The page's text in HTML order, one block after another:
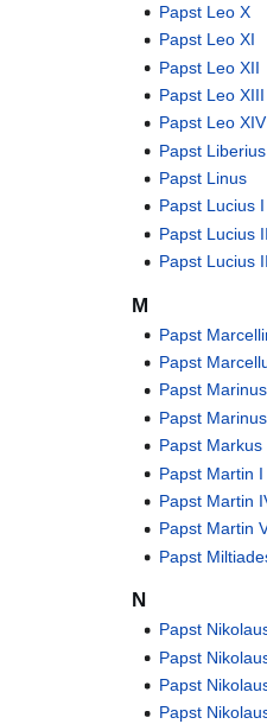
Papst Leo X
Papst Leo XI
Papst Leo XII
Papst Leo XIII
Papst Leo XIV
Papst Liberius
Papst Linus
Papst Lucius I
Papst Lucius II
Papst Lucius
M
Papst
Papst
Papst
Papst
Papst Markus
Papst Martin I
Papst Martin
Papst Martin
Papst
N
Papst
Papst
Papst
Papst